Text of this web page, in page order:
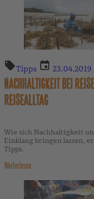
Tipps 23.04.2019
NACHHALTIGKEIT BEI
REISEALLTAG
Wie sich Nachhaltigkeit
Einklang bringen lassen,
Tipps.
Weiterlesen